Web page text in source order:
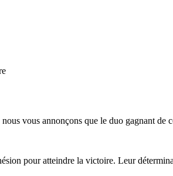
vous annonçons que le duo gagnant
pour atteindre la victoire. Leur